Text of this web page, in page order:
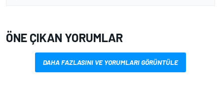
ÖNE ÇIKAN YORUMLAR
DAHA FAZLASINI VE YORUMLARI GÖRÜNTÜLE